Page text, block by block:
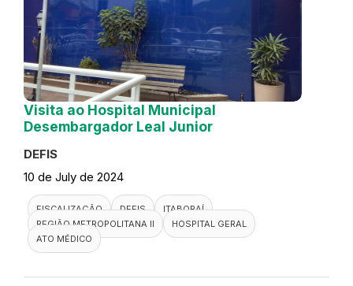
Visita ao Hospital Municipal
Desembargador Leal Junior
DEFIS
10 de July de 2024
FISCALIZAÇÃO DEFIS
ITABORAÍ
REGIÃO METROPOLITANA II
HOSPITAL GERAL
ATO MÉDICO